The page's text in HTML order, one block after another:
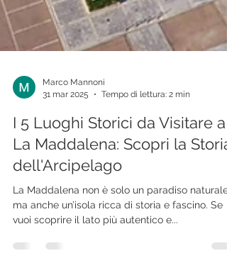
Marco Mannoni
31 mar 2025
Tempo di lettura: 2 min
I 5 Luoghi Storici da Visitare a
La Maddalena: Scopri la Storia